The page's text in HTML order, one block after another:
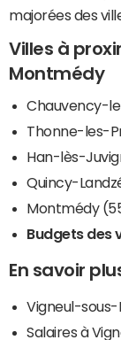
majorées des
Villes à
Montmédy
Chauvency-
Thonne-les-
Han-lès-
Quincy-
Montmédy
Budgets des
En savoir
Vigneul-
Salaires à